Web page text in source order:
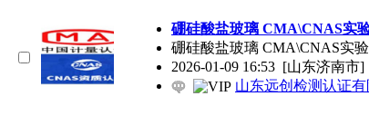
硼硅酸盐玻璃 CMA\CNAS实
硼硅酸盐玻璃 CMA\CNAS实
2026-01-09 16:53 [山东济南市]
山东远创检测认证有